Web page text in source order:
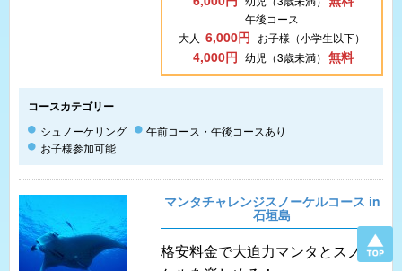
午後コース
大人 6,000円 お子様（小学生以下）
4,000円 幼児（3歳未満） 無料
コースカテゴリー
シュノーケリング
午前コース・午後コースあり
お子様参加可能
マンタチャレンジスノーケルコース in
石垣島
格安料金で大迫力マンタとスノー